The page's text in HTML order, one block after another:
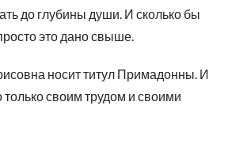
до глубины души. И сколько бы
это дано свыше.
носит титул Примадонны. И
только своим трудом и своими